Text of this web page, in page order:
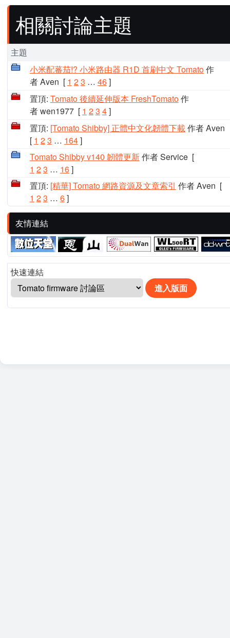
相關討論主題
主題
小米配蕃茄!? 小米路由器 R1D 首刷中文 Tomato作
者 Aven [ 1 23 … 46]
置頂: Tomato 後續延伸版本 FreshTomato作
者 wen1977[ 1 23 4]
置頂: [Tomato Shibby] 正體中文化韌體下載作者 Aven
[ 1 23 … 164]
Tomato Shibby v140 韌體更新作者 Service[
1 23 … 16]
置頂: [精華] Tomato 網路資源及文章索引 作者 Aven [
1 23 … 6]
友情連結
快速連結